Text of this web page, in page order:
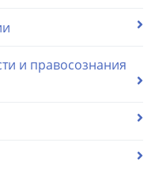
и правосознания